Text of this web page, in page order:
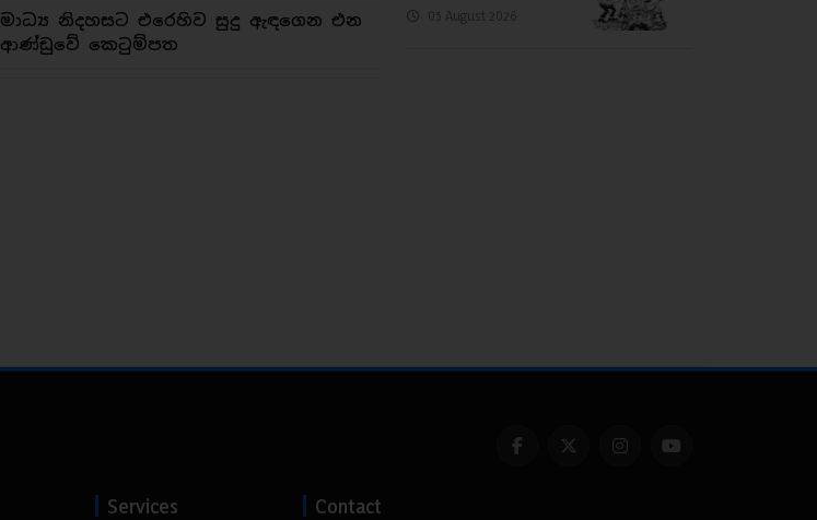
මාධ්‍ය නිදහසට එරෙහිව සුදු ඇඳගෙන එන
ආණ්ඩුවේ කෙටුම්පත
05 August 2026
Services Contact